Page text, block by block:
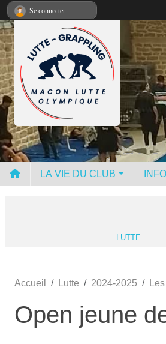
LA VIE DU CLUB
LUTTE
Accueil Lutte 2024-2025
Open jeune
Se connecter
Panneau de gestion des cookies